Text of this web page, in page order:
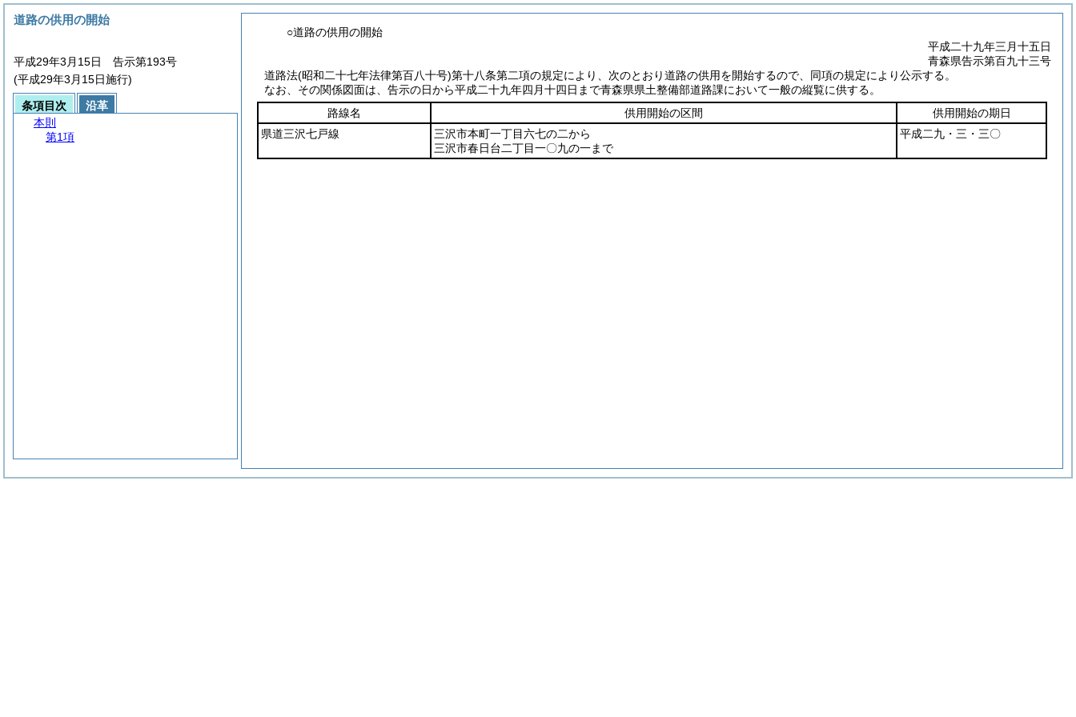
○道路の供用の開始
平成二十九年三月十五日
青森県告示第百九十三号
道路法(昭和二十七年法律第百八十号)第十八条第二項の規定により、次のとおり道路の供用を開始するので、同項の規定により公示する。
なお、その関係図面は、告示の日から平成二十九年四月十四日まで青森県県土整備部道路課において一般の縦覧に供する。
路線名
供用開始の区間
供用開始の期日
県道三沢七戸線
三沢市本町一丁目六七の二から
三沢市春日台二丁目一〇九の一まで
平成二九・三・三〇
道路の供用の開始
平成29年3月15日 告示第193号
(平成29年3月15日施行)
条項目次
沿革
本則
第1項